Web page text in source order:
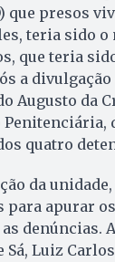
que presos
teria sido o
que teria
a
Augusto da
quatro
da
para apurar
denúncias.
Sá, Luiz